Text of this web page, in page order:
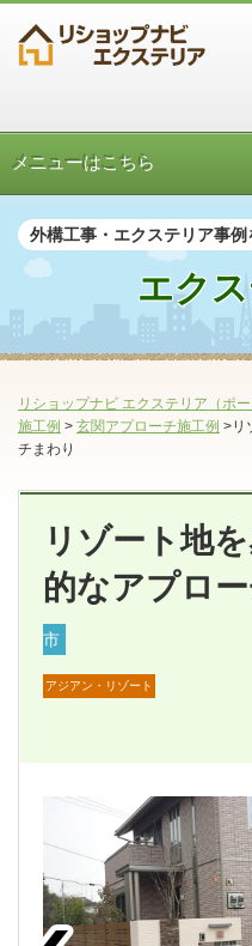
メニューはこちら
外構工事・エクステリア事例
エク
リショップナビ エクステリア（ポー
施工例 > 玄関アプローチ施工例 >リ
チまわり
リゾート地
的なアプロ
市
アジアン・リゾート